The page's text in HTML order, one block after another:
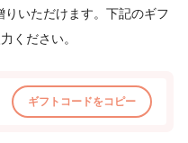
りいただけます。下記のギフ
ください。
ギフトコードをコピー